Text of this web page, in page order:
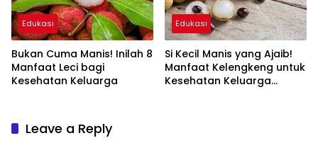
Edukasi
Bukan Cuma Manis! Inilah 8
Manfaat Leci bagi
Kesehatan Keluarga
Edukasi
Si Kecil Manis yang Ajaib!
Manfaat Kelengkeng untuk
Kesehatan Keluarga
Leave a Reply